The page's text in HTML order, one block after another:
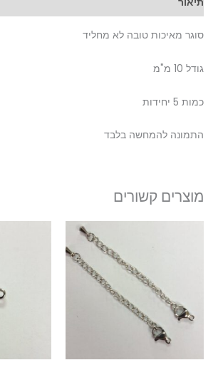
תיאור
סוגר מאיכות טובה לא מחליד
גודל 10 מ"מ
כמות 5 יחידות
התמונה להמחשה בלבד
מוצרים קשורים